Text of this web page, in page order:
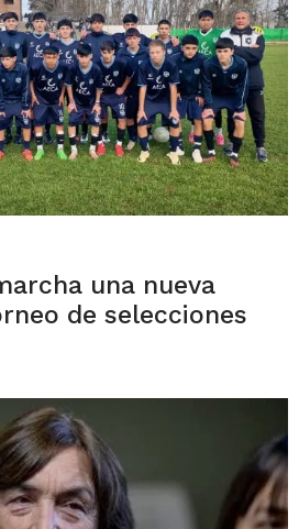
una nueva
de selecciones